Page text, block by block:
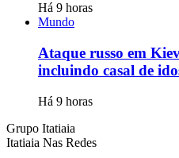
Há 9 horas
Mundo
Ataque russo em
incluindo casal de
Há 9 horas
Grupo Itatiaia
Itatiaia Nas Redes